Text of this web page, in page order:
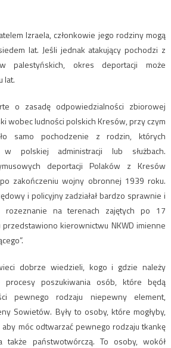
Izraela, członkowie jego rodziny mogą
lat. Jeśli jednak atakujący pochodzi z
palestyńskich, okres deportacji może
lat.
o zasadę odpowiedzialności zbiorowej
wobec ludności polskich Kresów, przy czym
samo pochodzenie z rodzin, których
w polskiej administracji lub służbach.
deportacji Polaków z Kresów
zakończeniu wojny obronnej 1939 roku.
i policyjny zadziałał bardzo sprawnie i
rozeznanie na terenach zajętych po 17
kierownictwu NKWD imienne
dobrze wiedzieli, kogo i gdzie należy
procesy poszukiwania osób, które będą
pewnego rodzaju niepewny element,
Sowietów. Były to osoby, które mogłyby,
aby móc odtwarzać pewnego rodzaju tkankę
także państwotwórczą. To osoby, wokół